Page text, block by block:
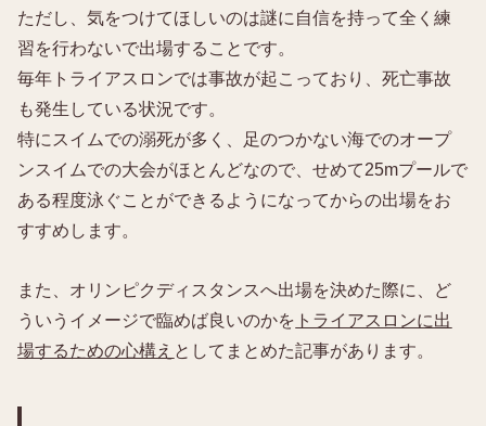
ただし、気をつけてほしいのは謎に自信を持って全く練
習を行わないで出場することです。
毎年トライアスロンでは事故が起こっており、死亡事故
も発生している状況です。
特にスイムでの溺死が多く、足のつかない海でのオープ
ンスイムでの大会がほとんどなので、せめて25mプールで
ある程度泳ぐことができるようになってからの出場をお
すすめします。
また、オリンピクディスタンスへ出場を決めた際に、ど
ういうイメージで臨めば良いのかを トライアスロンに出
場するための心構え としてまとめた記事があります。